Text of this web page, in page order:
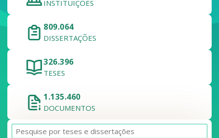
INSTITUIÇÕES
809.064
DISSERTAÇÕES
326.396
TESES
1.135.460
DOCUMENTOS